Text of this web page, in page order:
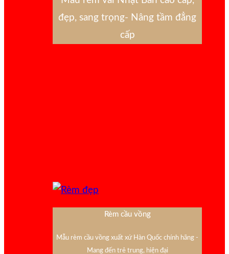
đẹp, sang trọng- Nâng tầm đẳng
cấp
Rèm cầu vồng
Mẫu rèm cầu vồng xuất xứ Hàn Quốc chính hãng -
Mang đến trẻ trung, hiện đại